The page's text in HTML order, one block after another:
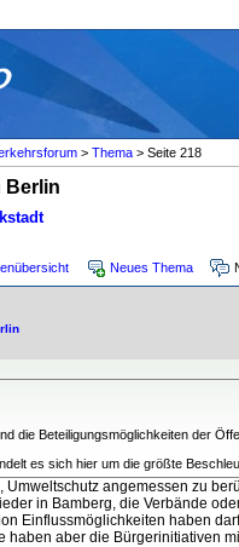
> Thema > Seite 218
Berlin
Neues Thema
die Beteiligungsmöglichkeiten der
es sich hier um die größte
Umweltschutz angemessen zu
in Bamberg, die Verbände
Einflussmöglichkeiten haben
haben aber die Bürgerinitiativen